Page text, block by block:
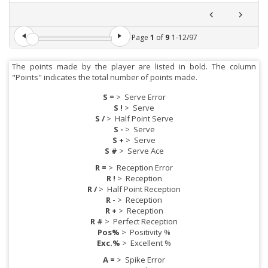
Page 1 of 9 1-12/97
The points made by the player are listed in bold. The column
"Points" indicates the total number of points made.
S = > Serve Error
S ! > Serve
S /> Half Point Serve
S - > Serve
S + > Serve
S # > Serve Ace
R = > Reception Error
R ! > Reception
R /> Half Point Reception
R - > Reception
R + > Reception
R # > Perfect Reception
Pos% > Positivity %
Exc.% > Excellent %
A = > Spike Error